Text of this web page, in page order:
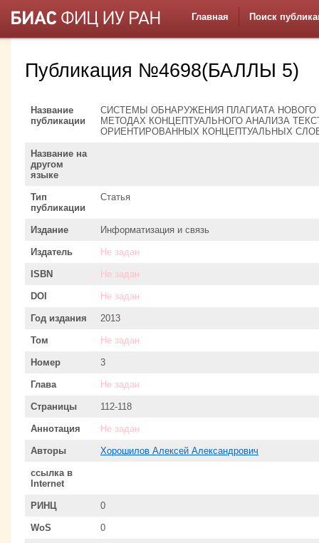
Главная Поиск
Публикация №4698(БАЛЛЫ 5)
Название
публикации
СИСТЕМЫ ОБНАРУЖЕНИЯ ПЛАГИАТА
МЕТОДАХ КОНЦЕПТУАЛЬНОГО АНАЛИЗА
ОРИЕНТИРОВАННЫХ КОНЦЕПТУАЛЬНЫХ
Название на
другом
языке
Тип
публикации
Статья
Издание Информатизация и связь
Издатель Не задан
ISBN Не задан
DOI Не задан
Год издания 2013
Том Не задан
Номер 3
Глава Не задан
Страницы 112-118
Аннотация Не задан
Авторы Хорошилов Алексей Александрович
ссылка в
Internet
РИНЦ 0
WoS 0